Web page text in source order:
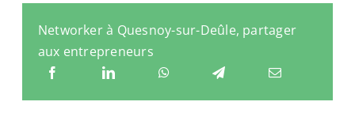
Networker à Quesnoy-sur-Deûle, partager
aux entrepreneurs